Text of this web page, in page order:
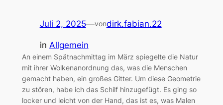
Juli 2, 2025—vondirk.fabian.22
in Allgemein
An einem Spätnachmittag im März spiegelte die Natur
mit ihrer Wolkenanordnung das, was die Menschen
gemacht haben, ein großes Gitter. Um diese Geometrie
zu stören, habe ich das Schilf hinzugefügt. Es ging so
locker und leicht von der Hand, das ist es, was Malen